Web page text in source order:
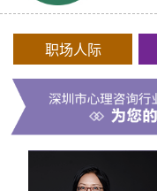
职场人际